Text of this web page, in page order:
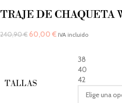
TRAJE DE CHAQUETA
240,90€ 60,00 € IVA incluido
TALLAS
38
40
42